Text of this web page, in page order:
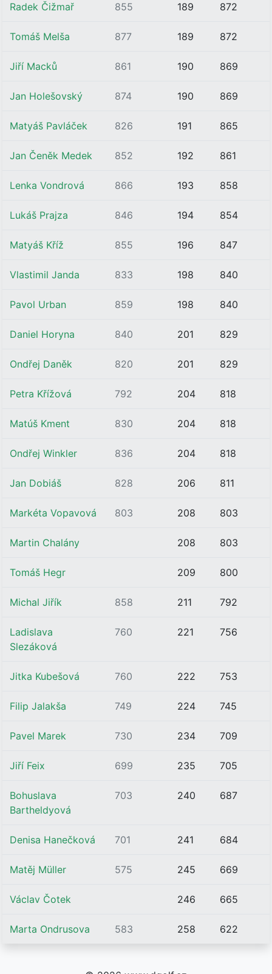
Radek Čižmař 855 189 872
Tomáš Melša 877 189 872
Jiří Macků 861 190 869
Jan Holešovský 874 190 869
Matyáš Pavláček 826 191 865
Jan Čeněk Medek 852 192 861
Lenka Vondrová 866 193 858
Lukáš Prajza 846 194 854
Matyáš Kříž 855 196 847
Vlastimil Janda 833 198 840
Pavol Urban 859 198 840
Daniel Horyna 840 201 829
Ondřej Daněk 820 201 829
Petra Křížová 792 204 818
Matúš Kment 830 204 818
Ondřej Winkler 836 204 818
Jan Dobiáš 828 206 811
Markéta Vopavová 803 208 803
Martin Chalány 208 803
Tomáš Hegr 209 800
Michal Jiřík 858 211 792
Ladislava
Slezáková
760 221 756
Jitka Kubešová 760 222 753
Filip Jalakša 749 224 745
Pavel Marek 730 234 709
Jiří Feix 699 235 705
Bohuslava
Bartheldyová
703 240 687
Denisa Hanečková 701 241 684
Matěj Müller 575 245 669
Václav Čotek 246 665
Marta Ondrusova 583 258 622